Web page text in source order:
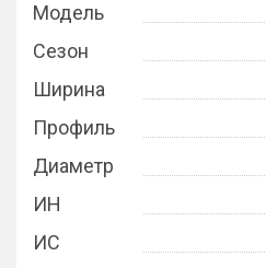
Модель
Сезон
Ширина
Профиль
Диаметр
ИН
ИС